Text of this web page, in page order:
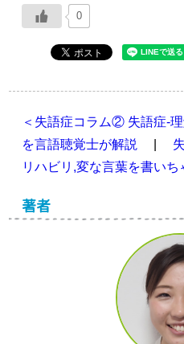
0
＜失語症コラム② 失語症-
を言語聴覚士が解説
リハビリ,変な言葉を書いち
著者